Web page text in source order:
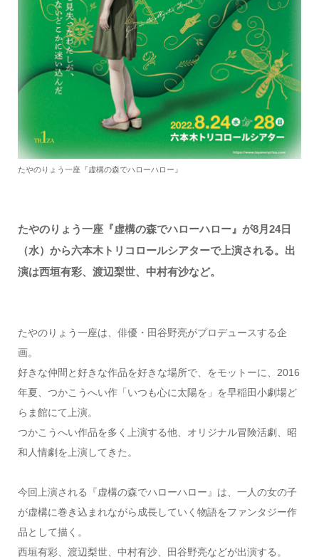
たやのりょう一座『虚構の森でハローハロー』
たやのりょう一座『虚構の森でハローハロー』が8月24日
（水）から六本木トリコロールシアターで上演される。出
演は西垣有彩、渡辺梨世、中村有沙など。
たやのりょう一座は、俳優・田谷野亮がプロデュースする企
画。
好きな仲間と好きな作品を好きな場所で、をモットーに、2016
年夏、つかこうへい作「いつも心に太陽を」を早稲田小劇場ど
らま館にて上演。
つかこうへい作品を多く上演する他、オリジナル冒険活劇、昭
和人情劇を上演してきた。
今回上演される『虚構の森でハローハロー』は、一人の女の子
が虚構に巻き込まれながら成長していく物語をファンタジー作
品として描く。
西垣有彩、渡辺梨世、中村有沙、田谷野亮などが出演する。